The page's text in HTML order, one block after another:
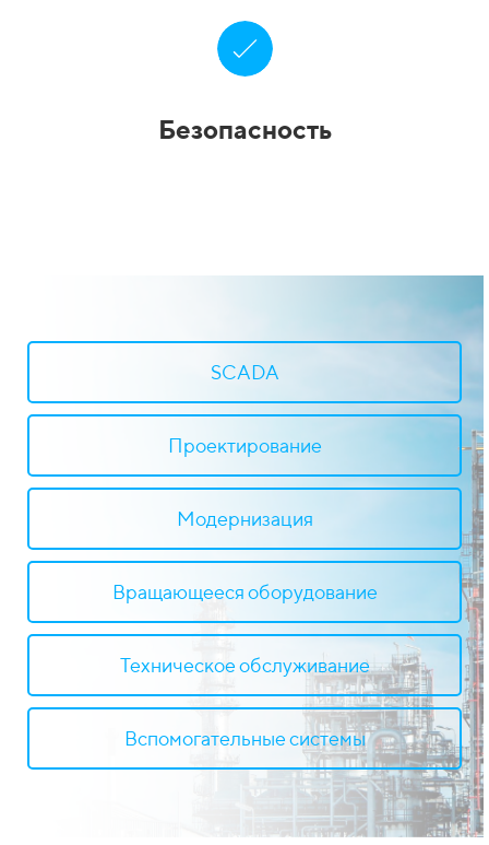
Безопасность
SCADA
Проектирование
Модернизация
Вращающееся оборудование
Техническое обслуживание
Вспомогательные системы